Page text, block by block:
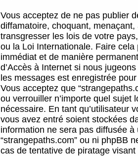
Vous acceptez de ne pas publier
diffamatoire, choquant,
transgresser les lois de votre
ou la Loi Internationale. Faire
immédiat et de manière
d’Accès à Internet si nous
les messages est enregistrée
Vous acceptez que
ou verrouiller n’importe quel sujet
nécessaire. En tant qu’utilisateur
vous avez entré soient stockées
information ne sera pas diffusée
“strangepaths.com” ou ni phpBB
cas de tentative de piratage